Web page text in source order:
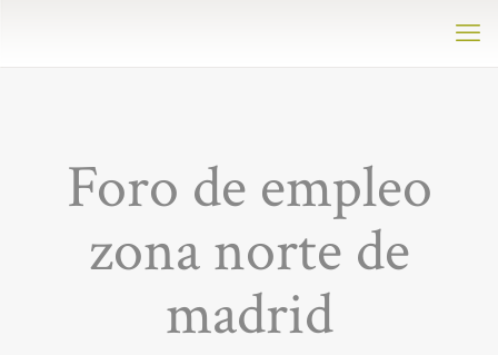
Foro de empleo
zona norte de
madrid